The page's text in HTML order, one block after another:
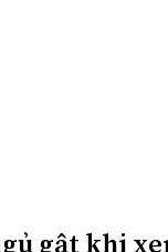
gật khi